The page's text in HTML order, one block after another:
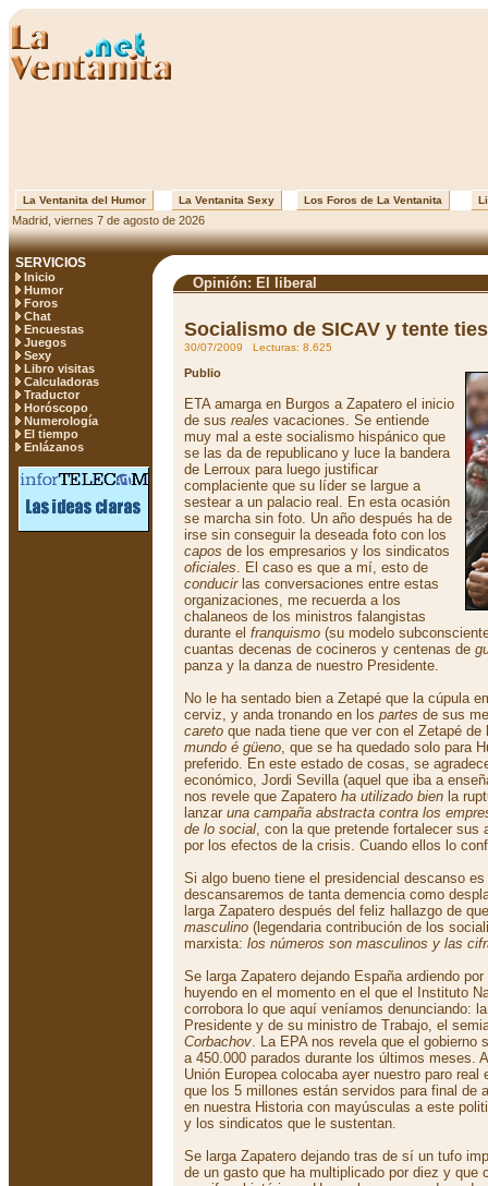
La Ventanita del Humor La Ventanita Sexy Los Foros de La Ventanita
Madrid, viernes 7 de agosto de 2026
SERVICIOS
Inicio
Humor
Foros
Chat
Encuestas
Juegos
Sexy
Libro visitas
Calculadoras
Traductor
Horóscopo
Numerología
El tiempo
Enlázanos
Opinión: El liberal
Socialismo de SICAV y tente
30/07/2009 Lecturas: 8.625
Publio
ETA amarga en Burgos a Zapatero el inicio
de sus reales vacaciones. Se entiende
muy mal a este socialismo hispánico que
se las da de republicano y luce la bandera
de Lerroux para luego justificar
complaciente que su líder se largue a
sestear a un palacio real. En esta ocasión
se marcha sin foto. Un año después ha de
irse sin conseguir la deseada foto con los
capos de los empresarios y los sindicatos
oficiales. El caso es que a mí, esto de
conducirlas conversaciones entre estas
organizaciones, me recuerda a los
chalaneos de los ministros falangistas
durante el franquismo (su modelo
cuantas decenas de cocineros y centenas de
panza y la danza de nuestro Presidente.
No le ha sentado bien a Zetapé que la cúpula
cerviz, y anda tronando en los partes de sus
careto que nada tiene que ver con el Zetapé
mundo é güeno, que se ha quedado solo para
preferido. En este estado de cosas, se
económico, Jordi Sevilla (aquel que iba a
nos revele que Zapatero ha utilizado bien la
lanzar una campaña abstracta contra los
de lo social, con la que pretende fortalecer sus
por los efectos de la crisis. Cuando ellos lo
Si algo bueno tiene el presidencial descanso
descansaremos de tanta demencia como
larga Zapatero después del feliz hallazgo de
masculino (legendaria contribución de los
marxista: los números son masculinos y las
Se larga Zapatero dejando España ardiendo
huyendo en el momento en el que el Instituto
corrobora lo que aquí veníamos denunciando:
Presidente y de su ministro de Trabajo, el
Corbachov. La EPA nos revela que el gobierno
a 450.000 parados durante los últimos meses.
Unión Europea colocaba ayer nuestro paro real
que los 5 millones están servidos para final de
en nuestra Historia con mayúsculas a este
y los sindicatos que le sustentan.
Se larga Zapatero dejando tras de sí un tufo
de un gasto que ha multiplicado por diez y que